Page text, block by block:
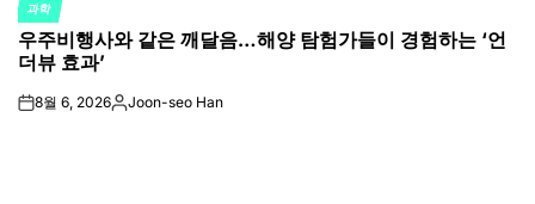
POSTED
IN
과학
우주비행사와 같은 깨달음…해양 탐험가들이 경험하는 ‘언
더뷰 효과’
on8월 6, 2026Posted
Joon-seo Han